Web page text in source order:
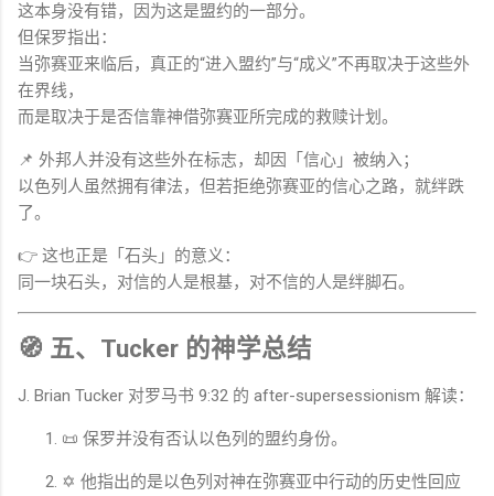
这本身没有错，因为这是盟约的一部分。
但保罗指出：
当弥赛亚来临后，真正的“进入盟约”与“成义”不再取决于这些外
在界线，
而是取决于是否信靠神借弥赛亚所完成的救赎计划。
📌 外邦人并没有这些外在标志，却因「信心」被纳入；
以色列人虽然拥有律法，但若拒绝弥赛亚的信心之路，就绊跌
了。
👉 这也正是「石头」的意义：
同一块石头，对信的人是根基，对不信的人是绊脚石。
🧭 五、Tucker 的神学总结
J. Brian Tucker 对罗马书 9:32 的 after-supersessionism 解读：
📜 保罗并没有否认以色列的盟约身份。
✡ 他指出的是以色列对神在弥赛亚中行动的历史性回应